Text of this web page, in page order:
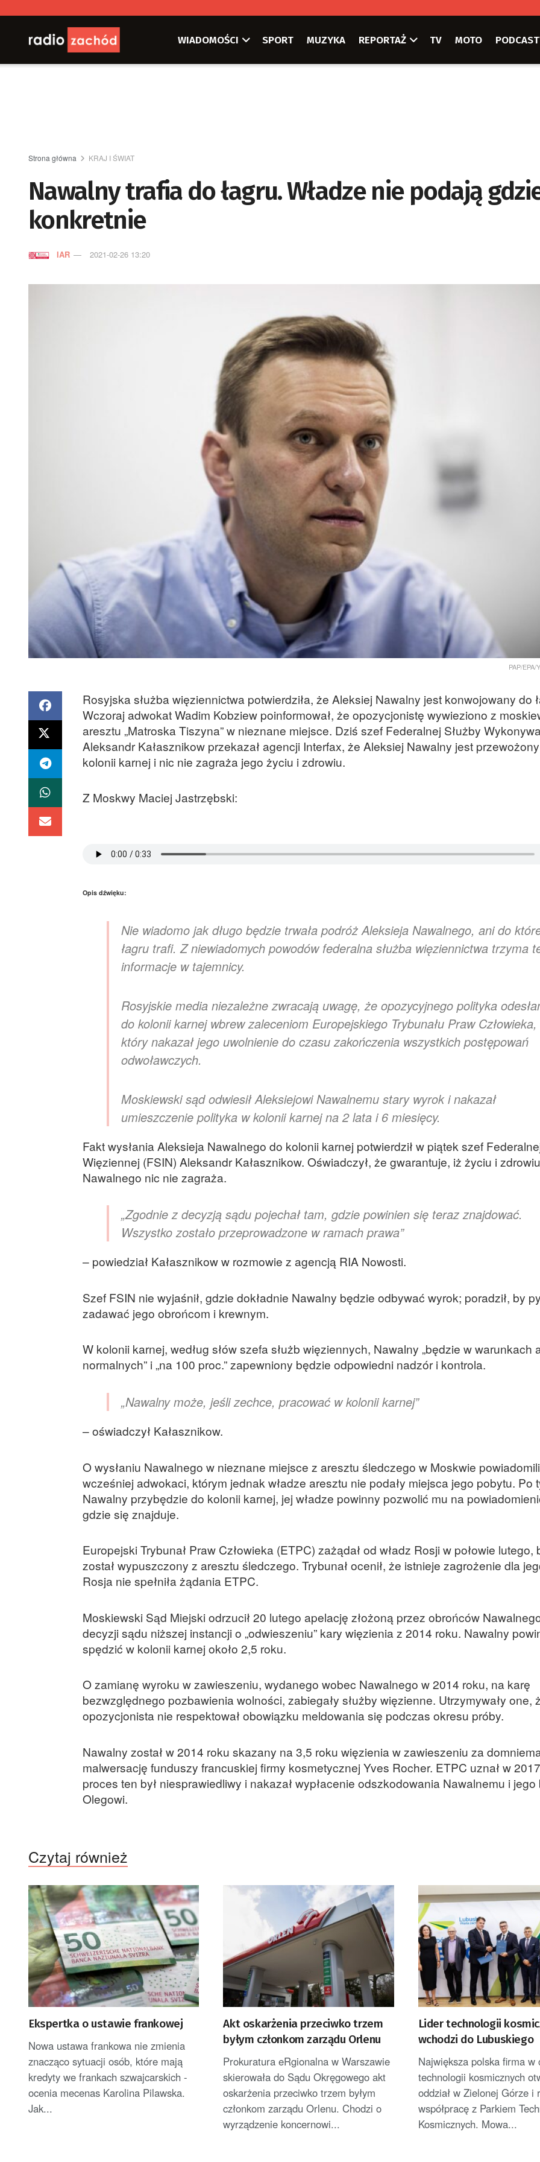
WIADOMOŚCI SPORT MUZYKA REPORTAŻ TV MOTO
Strona główna KRAJ I ŚWIAT
Nawalny trafia do łagru. Władze nie podają
konkretnie
IAR 2021-02-26 13:20
PAP/
Rosyjska służba więziennictwa potwierdziła, że Aleksiej Nawalny jest konwojowany do
Wczoraj adwokat Wadim Kobziew poinformował, że opozycjonistę wywieziono z
aresztu „Matroska Tiszyna” w nieznane miejsce. Dziś szef Federalnej Służby
Aleksandr Kałasznikow przekazał agencji Interfax, że Aleksiej Nawalny jest
kolonii karnej i nic nie zagraża jego życiu i zdrowiu.
Z Moskwy Maciej Jastrzębski:
Opis dźwięku:
Nie wiadomo jak długo będzie trwała podróż Aleksieja Nawalnego, ani do
łagru trafi. Z niewiadomych powodów federalna służba więziennictwa trzyma
informacje w tajemnicy.
Rosyjskie media niezależne zwracają uwagę, że opozycyjnego polityka
do kolonii karnej wbrew zaleceniom Europejskiego Trybunału Praw Człowieka,
który nakazał jego uwolnienie do czasu zakończenia wszystkich postępowań
odwoławczych.
Moskiewski sąd odwiesił Aleksiejowi Nawalnemu stary wyrok i nakazał
umieszczenie polityka w kolonii karnej na 2 lata i 6 miesięcy.
Fakt wysłania Aleksieja Nawalnego do kolonii karnej potwierdził w piątek szef
Więziennej (FSIN) Aleksandr Kałasznikow. Oświadczył, że gwarantuje, iż życiu i zdrowiu
Nawalnego nic nie zagraża.
„Zgodnie z decyzją sądu pojechał tam, gdzie powinien się teraz znajdować.
Wszystko zostało przeprowadzone w ramach prawa”
– powiedział Kałasznikow w rozmowie z agencją RIA Nowosti.
Szef FSIN nie wyjaśnił, gdzie dokładnie Nawalny będzie odbywać wyrok; poradził, by
zadawać jego obrońcom i krewnym.
W kolonii karnej, według słów szefa służb więziennych, Nawalny „będzie w warunkach
normalnych” i „na 100 proc.” zapewniony będzie odpowiedni nadzór i kontrola.
„Nawalny może, jeśli zechce, pracować w kolonii karnej”
– oświadczył Kałasznikow.
O wysłaniu Nawalnego w nieznane miejsce z aresztu śledczego w Moskwie
wcześniej adwokaci, którym jednak władze aresztu nie podały miejsca jego pobytu. Po
Nawalny przybędzie do kolonii karnej, jej władze powinny pozwolić mu na
gdzie się znajduje.
Europejski Trybunał Praw Człowieka (ETPC) zażądał od władz Rosji w połowie lutego,
został wypuszczony z aresztu śledczego. Trybunał ocenił, że istnieje zagrożenie dla
Rosja nie spełniła żądania ETPC.
Moskiewski Sąd Miejski odrzucił 20 lutego apelację złożoną przez obrońców
decyzji sądu niższej instancji o „odwieszeniu” kary więzienia z 2014 roku. Nawalny
spędzić w kolonii karnej około 2,5 roku.
O zamianę wyroku w zawieszeniu, wydanego wobec Nawalnego w 2014 roku, na karę
bezwzględnego pozbawienia wolności, zabiegały służby więzienne. Utrzymywały one,
opozycjonista nie respektował obowiązku meldowania się podczas okresu próby.
Nawalny został w 2014 roku skazany na 3,5 roku więzienia w zawieszeniu za
malwersację funduszy francuskiej firmy kosmetycznej Yves Rocher. ETPC uznał w
proces ten był niesprawiedliwy i nakazał wypłacenie odszkodowania Nawalnemu i jego
Olegowi.
Czytaj również
Ekspertka o ustawie frankowej
Nowa ustawa frankowa nie zmienia
znacząco sytuacji osób, które mają
kredyty we frankach szwajcarskich -
ocenia mecenas Karolina Pilawska.
Jak...
Akt oskarżenia przeciwko trzem
byłym członkom zarządu Orlenu
Prokuratura eRgionalna w Warszawie
skierowała do Sądu Okręgowego akt
oskarżenia przeciwko trzem byłym
członkom zarządu Orlenu. Chodzi o
wyrządzenie koncernowi...
Lider technologii
wchodzi do Lubuskiego
Największa polska firma w
technologii kosmicznych
oddział w Zielonej Górze i
współpracę z Parkiem
Kosmicznych. Mowa...